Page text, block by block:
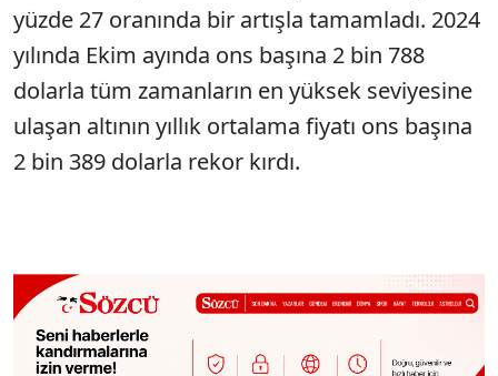
yüzde 27 oranında bir artışla tamamladı. 2024
yılında Ekim ayında ons başına 2 bin 788
dolarla tüm zamanların en yüksek seviyesine
ulaşan altının yıllık ortalama fiyatı ons başına
2 bin 389 dolarla rekor kırdı.